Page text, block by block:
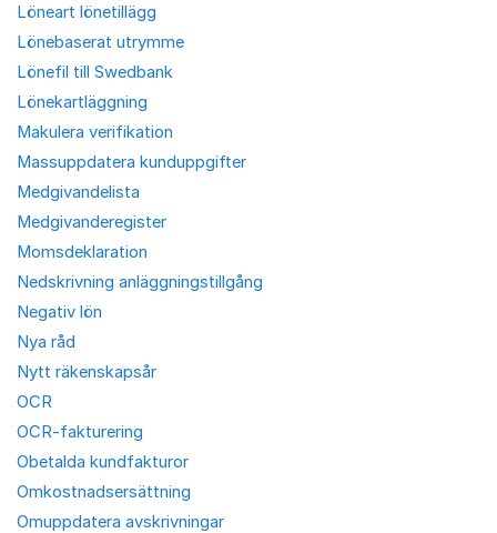
Löneart lönetillägg
Lönebaserat utrymme
Lönefil till Swedbank
Lönekartläggning
Makulera verifikation
Massuppdatera kunduppgifter
Medgivandelista
Medgivanderegister
Momsdeklaration
Nedskrivning anläggningstillgång
Negativ lön
Nya råd
Nytt räkenskapsår
OCR
OCR-fakturering
Obetalda kundfakturor
Omkostnadsersättning
Omuppdatera avskrivningar